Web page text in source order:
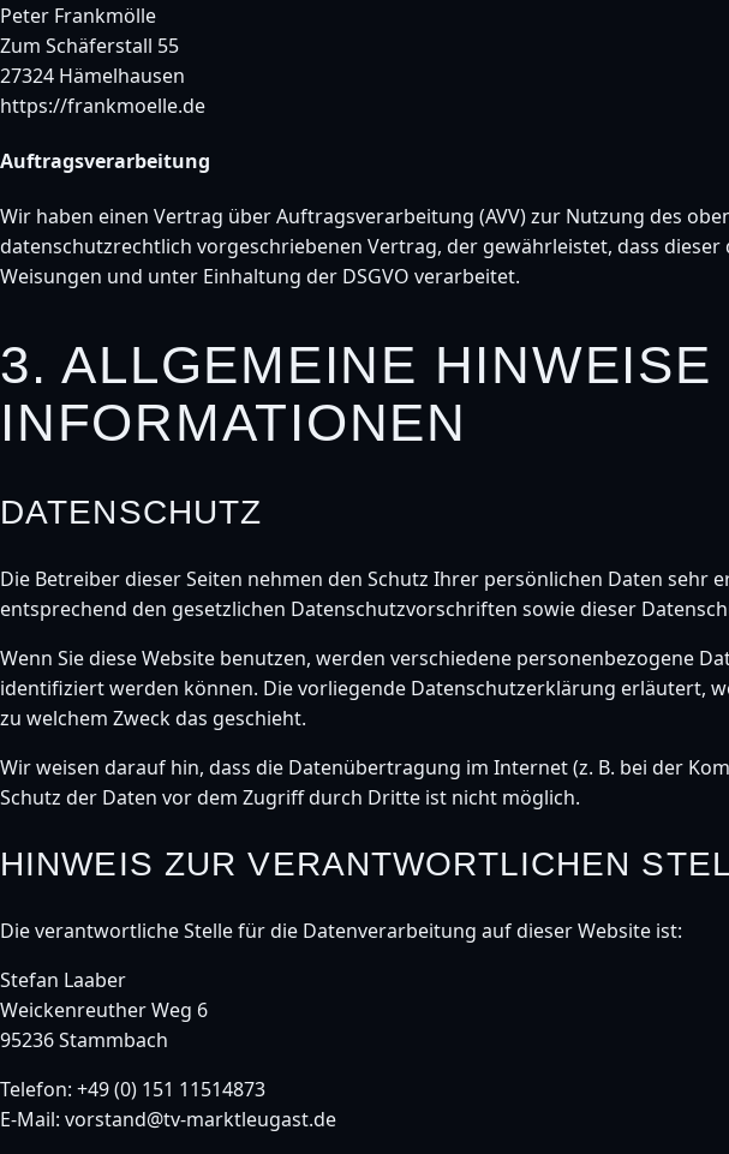
Peter Frankmölle
Zum Schäferstall 55
27324 Hämelhausen
https://frankmoelle.de
Auftragsverarbeitung
Wir haben einen Vertrag über Auftragsverarbeitung (AVV) zur Nutzung des
datenschutzrechtlich vorgeschriebenen Vertrag, der gewährleistet, dass
Weisungen und unter Einhaltung der DSGVO verarbeitet.
3. ALLGEMEINE
INFORMATIONEN
DATENSCHUTZ
Die Betreiber dieser Seiten nehmen den Schutz Ihrer persönlichen Daten
entsprechend den gesetzlichen Datenschutzvorschriften sowie dieser
Wenn Sie diese Website benutzen, werden verschiedene personenbezogene
identifiziert werden können. Die vorliegende Datenschutzerklärung erläutert,
zu welchem Zweck das geschieht.
Wir weisen darauf hin, dass die Datenübertragung im Internet (z. B. bei der
Schutz der Daten vor dem Zugriff durch Dritte ist nicht möglich.
HINWEIS ZUR VERANTWORTLICHEN
Die verantwortliche Stelle für die Datenverarbeitung auf dieser Website ist:
Stefan Laaber
Weickenreuther Weg 6
95236 Stammbach
Telefon: +49 (0) 151 11514873
E-Mail: vorstand@tv-marktleugast.de